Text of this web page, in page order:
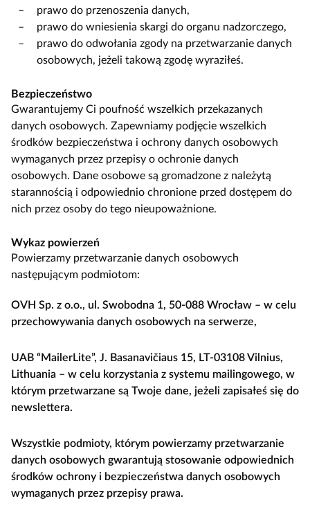
prawo do przenoszenia danych,
prawo do wniesienia skargi do organu nadzorczego,
prawo do odwołania zgody na przetwarzanie danych
osobowych, jeżeli takową zgodę wyraziłeś.
Bezpieczeństwo
Gwarantujemy Ci poufność wszelkich przekazanych
danych osobowych. Zapewniamy podjęcie wszelkich
środków bezpieczeństwa i ochrony danych osobowych
wymaganych przez przepisy o ochronie danych
osobowych. Dane osobowe są gromadzone z należytą
starannością i odpowiednio chronione przed dostępem do
nich przez osoby do tego nieupoważnione.
Wykaz powierzeń
Powierzamy przetwarzanie danych osobowych
następującym podmiotom:
OVH Sp. z o.o., ul. Swobodna 1, 50-088 Wrocław – w celu
przechowywania danych osobowych na serwerze,
UAB “MailerLite”, J. Basanavičiaus 15, LT-03108 Vilnius,
Lithuania – w celu korzystania z systemu mailingowego, w
którym przetwarzane są Twoje dane, jeżeli zapisałeś się do
newslettera.
Wszystkie podmioty, którym powierzamy przetwarzanie
danych osobowych gwarantują stosowanie odpowiednich
środków ochrony i bezpieczeństwa danych osobowych
wymaganych przez przepisy prawa.